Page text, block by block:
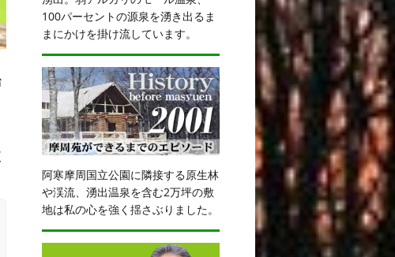
100パーセントの源泉を湧き出るま
まにかけを掛け流しています。
阿寒摩周国立公園に隣接する原生林
や渓流、湧出温泉を含む2万坪の敷
地は私の心を強く揺さぶりました。